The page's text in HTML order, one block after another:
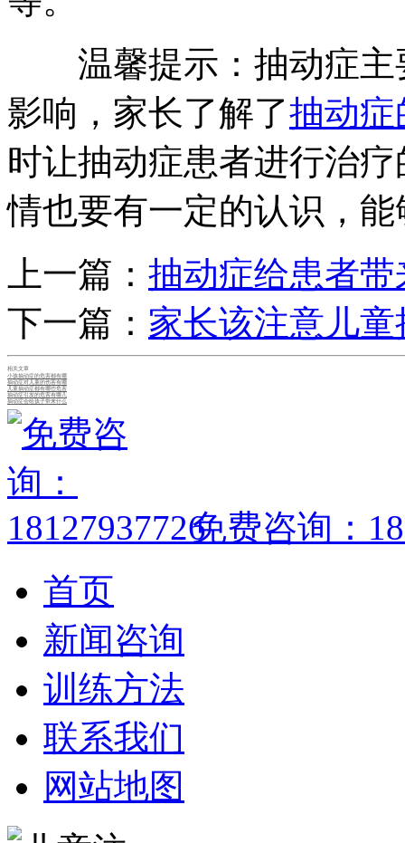
温馨提示：抽动症主
影响，家长了解了抽动症
时让抽动症患者进行治
情也要有一定的认识，
上一篇： 抽动症给患者
下一篇： 家长该注意儿
相关文章
小孩抽动症的危害都有哪
抽动症对儿童的伤害有哪
儿童抽动症都有哪些危害
抽动症引发的危害有哪几
抽动症会给孩子带来什么
免费咨询：
首页
新闻咨询
训练方法
联系我们
网站地图